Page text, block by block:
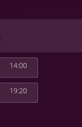
14:00
19:20